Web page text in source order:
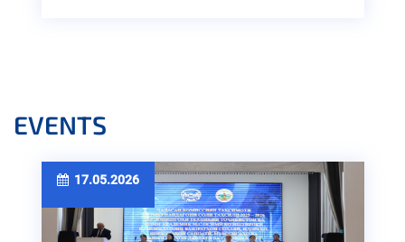
EVENTS
17.05.2026